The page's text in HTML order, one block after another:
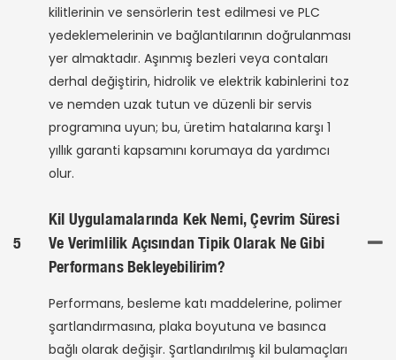
kilitlerinin ve sensörlerin test edilmesi ve PLC
yedeklemelerinin ve bağlantılarının doğrulanması
yer almaktadır. Aşınmış bezleri veya contaları
derhal değiştirin, hidrolik ve elektrik kabinlerini toz
ve nemden uzak tutun ve düzenli bir servis
programına uyun; bu, üretim hatalarına karşı 1
yıllık garanti kapsamını korumaya da yardımcı
olur.
5
Kil Uygulamalarında Kek Nemi, Çevrim Süresi
Ve Verimlilik Açısından Tipik Olarak Ne Gibi
Performans Bekleyebilirim?
Performans, besleme katı maddelerine, polimer
şartlandırmasına, plaka boyutuna ve basınca
bağlı olarak değişir. Şartlandırılmış kil bulamaçları